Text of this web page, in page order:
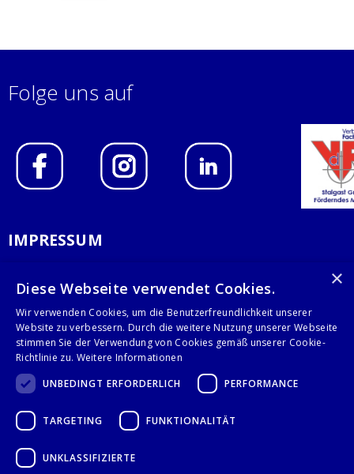
Folge uns auf
IMPRESSUM
AGB
KONTAKT
Stalgast GmbH
28359 Bremen
+49 421 408844-0
×
Diese Webseite verwendet Cookies.
Wir verwenden Cookies, um die Benutzerfreundlichkeit unserer
Website zu verbessern. Durch die weitere Nutzung unserer Webseite
stimmen Sie der Verwendung von Cookies gemäß unserer Cookie-
Richtlinie zu. Weitere Informationen
UNBEDINGT ERFORDERLICH
PERFORMANCE
TARGETING FUNKTIONALITÄT
UNKLASSIFIZIERTE